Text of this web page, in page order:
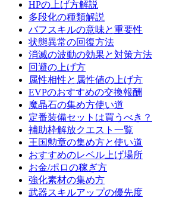
HPの上げ方解説
多段化の種類解説
バフスキルの意味と重要性
状態異常の回復方法
消滅の波動の効果と対策方法
回避の上げ方
属性相性と属性値の上げ方
EVPのおすすめの交換報酬
魔晶石の集め方使い道
定番装備セットは買うべき？
補助枠解放クエスト一覧
王国勲章の集め方と使い道
おすすめのレベル上げ場所
お金/ポロの稼ぎ方
強化素材の集め方
武器スキルアップの優先度